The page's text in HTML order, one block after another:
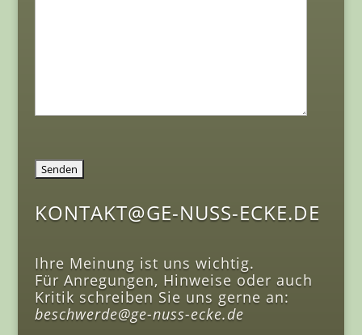
KONTAKT@GE-NUSS-ECKE.DE
Ihre Meinung ist uns wichtig.
Für Anregungen, Hinweise oder auch
Kritik schreiben Sie uns gerne an:
beschwerde@ge-nuss-ecke.de